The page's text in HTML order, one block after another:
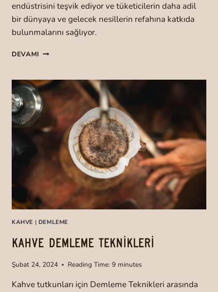
endüstrisini teşvik ediyor ve tüketicilerin daha adil
bir dünyaya ve gelecek nesillerin refahına katkıda
bulunmalarını sağlıyor.
DEVAMI F
R
T
R
A
E
A
E
T
T
U
L
R
KAHVE | DEMLEME
KAHVE DEMLEME TEKNİKLERİ
Şubat 24, 2024 Reading Time: 9 minutes
Kahve tutkunları için Demleme Teknikleri arasında